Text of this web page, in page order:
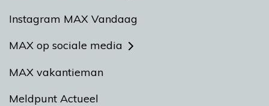
Instagram MAX Vandaag
MAX op sociale media
MAX vakantieman
Meldpunt Actueel